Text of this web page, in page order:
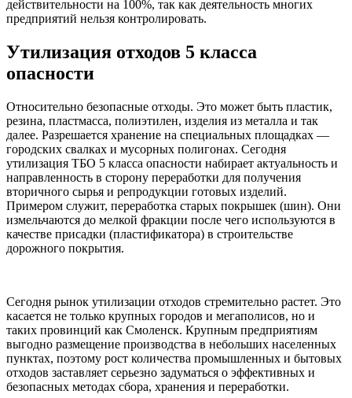
действительности на 100%, так как деятельность многих
предприятий нельзя контролировать.
Утилизация отходов 5 класса
опасности
Относительно безопасные отходы. Это может быть пластик,
резина, пластмасса, полиэтилен, изделия из металла и так
далее. Разрешается хранение на специальных площадках —
городских свалках и мусорных полигонах. Сегодня
утилизация ТБО 5 класса опасности набирает актуальность и
направленность в сторону переработки для получения
вторичного сырья и репродукции готовых изделий.
Примером служит, переработка старых покрышек (шин). Они
измельчаются до мелкой фракции после чего используются в
качестве присадки (пластификатора) в строительстве
дорожного покрытия.
Сегодня рынок утилизации отходов стремительно растет. Это
касается не только крупных городов и мегаполисов, но и
таких провинций как Смоленск. Крупным предприятиям
выгодно размещение производства в небольших населенных
пунктах, поэтому рост количества промышленных и бытовых
отходов заставляет серьезно задуматься о эффективных и
безопасных методах сбора, хранения и переработки.